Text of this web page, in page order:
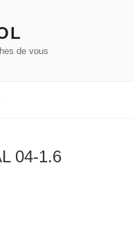
de vous
04-1.6